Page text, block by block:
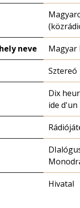
neve Magyar
Sztereó
Dix
ide
Hivatal